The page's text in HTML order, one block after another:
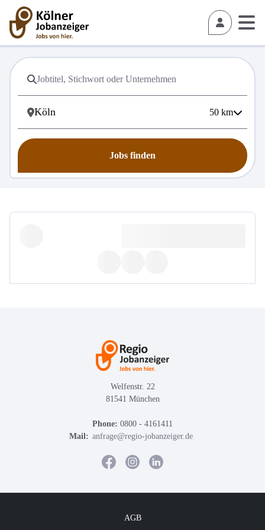
50 km
Jobs finden
Welfenstr. 22
81541 München
Phone: 0800 - 4161411
Mail: anfrage@regio-jobanzeiger.de
AGB